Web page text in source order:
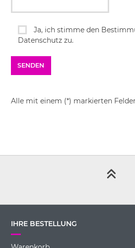
Ja, ich stimme den
Datenschutz zu.
Alle mit einem (*) markierten
IHRE BESTELLUNG